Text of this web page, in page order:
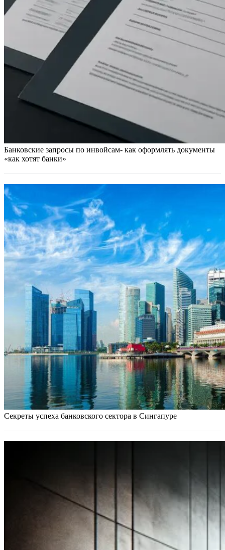
Банковские запросы по инвойсам- как оформлять документы
«как хотят банки»
Секреты успеха банковского сектора в Сингапуре